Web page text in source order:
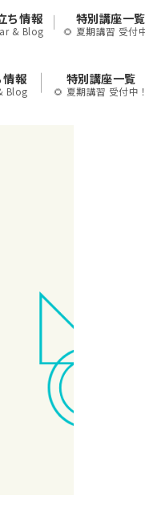
情報
Blog
特別講座一覧
🌻 夏期講習 受付中！
ち情報
& Blog
特別講座一覧
🌻 夏期講習 受付